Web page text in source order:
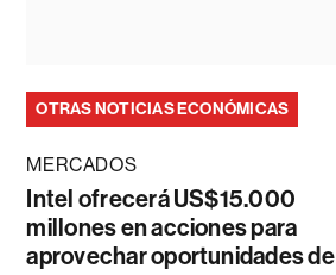
OTRAS NOTICIAS ECONÓMICAS
MERCADOS
Intel ofrecerá US$15.000
millones en acciones para
aprovechar oportunidades de